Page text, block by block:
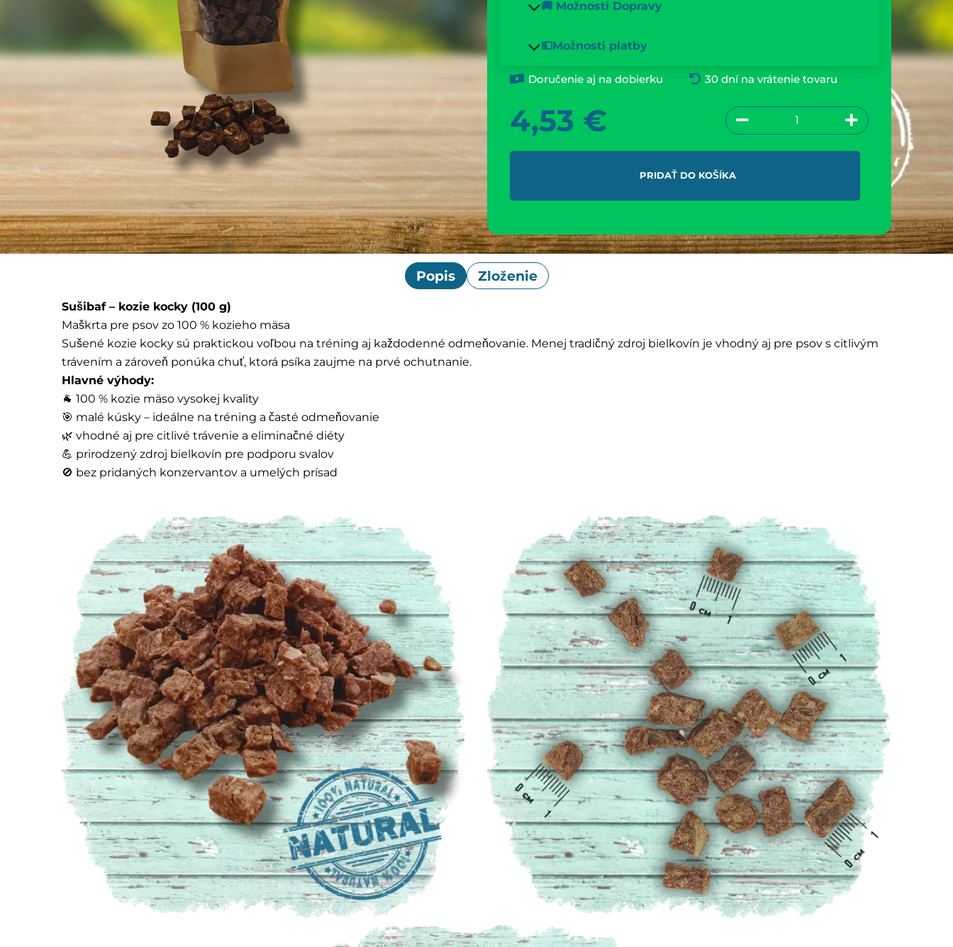
🚚 Možnosti Dopravy
💵Možnosti platby
Doručenie aj na dobierku 30 dní na vrátenie tovaru
4,53 €
PRIDAŤ DO KOŠÍKA
Popis Zloženie
Sušibaf – kozie kocky (100 g)
Maškrta pre psov zo 100 % kozieho mäsa
Sušené kozie kocky sú praktickou voľbou na tréning aj každodenné odmeňovanie. Menej tradičný zdroj bielkovín je vhodný aj pre psov s citlivým
trávením a zároveň ponúka chuť, ktorá psíka zaujme na prvé ochutnanie.
Hlavné výhody:
🐐 100 % kozie mäso vysokej kvality
🎯 malé kúsky – ideálne na tréning a časté odmeňovanie
🌿 vhodné aj pre citlivé trávenie a eliminačné diéty
💪 prirodzený zdroj bielkovín pre podporu svalov
🚫 bez pridaných konzervantov a umelých prísad